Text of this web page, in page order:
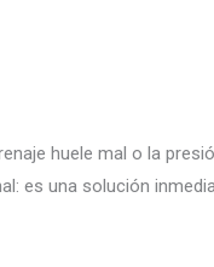
huele mal o la
es una solución